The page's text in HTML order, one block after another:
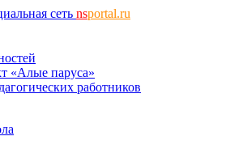
сеть nsportal.ru
«Алые паруса»
работников